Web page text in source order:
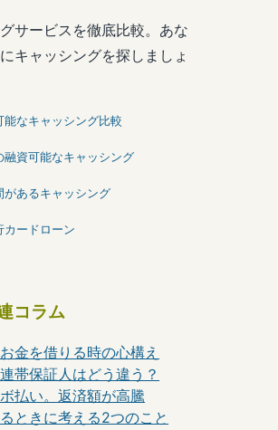
サービスを徹底比較。あな
キャッシングを探しましょ
能なキャッシング比較
融資可能なキャッシング
があるキャッシング
カードローン
コラム
金を借りる時の心構え
帯保証人はどう違う？
払い。返済額が高騰
ときに考える2つのこと